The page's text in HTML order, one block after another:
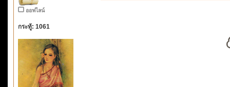
ออฟไลน์
กระทู้: 1061